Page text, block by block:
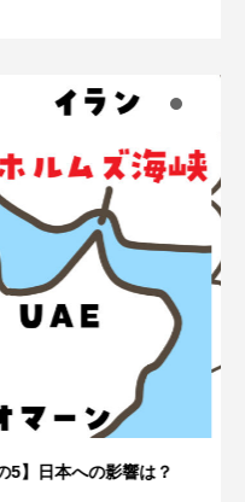
の4】なぜこのタイミン